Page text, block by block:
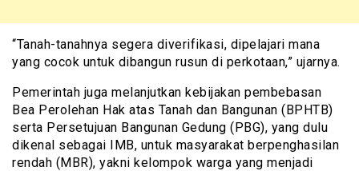
“Tanah-tanahnya segera diverifikasi, dipelajari mana
yang cocok untuk dibangun rusun di perkotaan,” ujarnya.
Pemerintah juga melanjutkan kebijakan pembebasan
Bea Perolehan Hak atas Tanah dan Bangunan (BPHTB)
serta Persetujuan Bangunan Gedung (PBG), yang dulu
dikenal sebagai IMB, untuk masyarakat berpenghasilan
rendah (MBR), yakni kelompok warga yang menjadi